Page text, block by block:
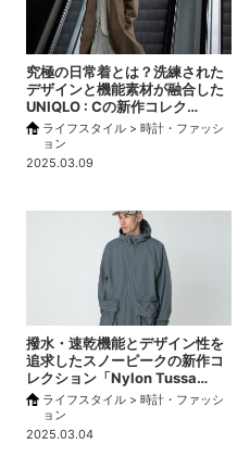
究極の日常着とは？洗練された
デザインと機能素材が融合した
UNIQLO : Cの新作コレク…
ライフスタイル > 時計・ファッシ
ョン
2025.03.09
撥水・速乾機能とデザイン性を
追求したスノーピークの新作コ
レクション「Nylon Tussa…
ライフスタイル > 時計・ファッシ
ョン
2025.03.04